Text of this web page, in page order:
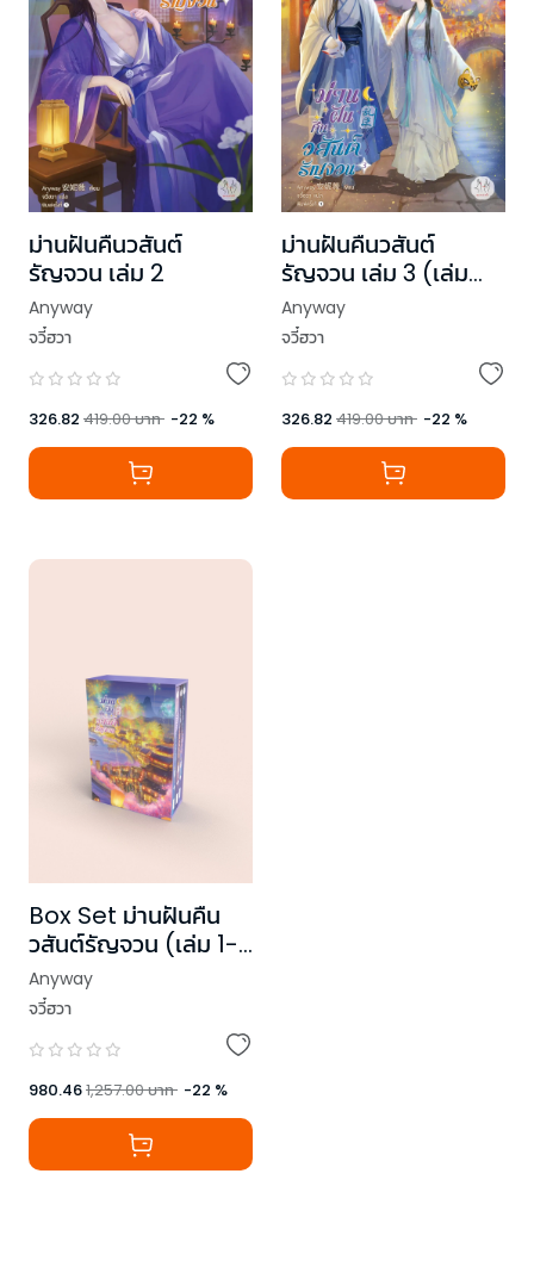
ม่านฝันคืนวสันต์
รัญจวน เล่ม 2
Anyway
จวี๋ฮวา
326.82 419.00บาท -22 %
ม่านฝันคืนวสันต์
รัญจวน เล่ม 3 (เล่ม
จบ)
Anyway
จวี๋ฮวา
326.82 419.00บาท -22 %
Box Set ม่านฝันคืน
วสันต์รัญจวน (เล่ม 1-3
+ Box)
Anyway
จวี๋ฮวา
980.461,257.00บาท -22 %